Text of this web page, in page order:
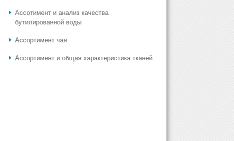
Ассотимент и анализ качества
бутилированной воды
Ассортимент чая
Ассортимент и общая характеристика тканей